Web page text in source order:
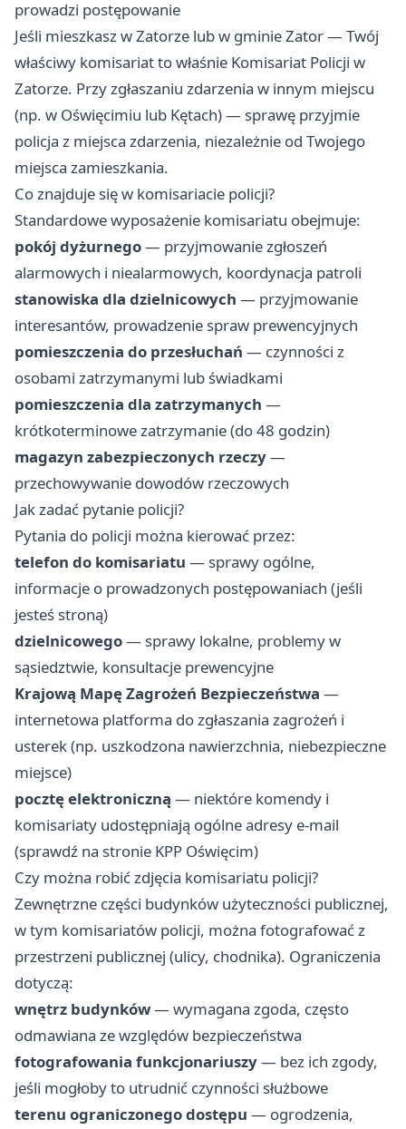
prowadzi postępowanie
Jeśli mieszkasz w Zatorze lub w gminie Zator — Twój
właściwy komisariat to właśnie Komisariat Policji w
Zatorze. Przy zgłaszaniu zdarzenia w innym miejscu
(np. w Oświęcimiu lub Kętach) — sprawę przyjmie
policja z miejsca zdarzenia, niezależnie od Twojego
miejsca zamieszkania.
Co znajduje się w komisariacie policji?
Standardowe wyposażenie komisariatu obejmuje:
pokój dyżurnego— przyjmowanie zgłoszeń
alarmowych i niealarmowych, koordynacja patroli
stanowiska dla dzielnicowych — przyjmowanie
interesantów, prowadzenie spraw prewencyjnych
pomieszczenia do przesłuchań — czynności z
osobami zatrzymanymi lub świadkami
pomieszczenia dla zatrzymanych —
krótkoterminowe zatrzymanie (do 48 godzin)
magazyn zabezpieczonych rzeczy—
przechowywanie dowodów rzeczowych
Jak zadać pytanie policji?
Pytania do policji można kierować przez:
telefon do komisariatu — sprawy ogólne,
informacje o prowadzonych postępowaniach (jeśli
jesteś stroną)
dzielnicowego— sprawy lokalne, problemy w
sąsiedztwie, konsultacje prewencyjne
Krajową Mapę Zagrożeń Bezpieczeństwa —
internetowa platforma do zgłaszania zagrożeń i
usterek (np. uszkodzona nawierzchnia, niebezpieczne
miejsce)
pocztę elektroniczną — niektóre komendy i
komisariaty udostępniają ogólne adresy e-mail
(sprawdź na stronie KPP Oświęcim)
Czy można robić zdjęcia komisariatu policji?
Zewnętrzne części budynków użyteczności publicznej,
w tym komisariatów policji, można fotografować z
przestrzeni publicznej (ulicy, chodnika). Ograniczenia
dotyczą:
wnętrz budynków— wymagana zgoda, często
odmawiana ze względów bezpieczeństwa
fotografowania funkcjonariuszy— bez ich zgody,
jeśli mogłoby to utrudnić czynności służbowe
terenu ograniczonego dostępu — ogrodzenia,